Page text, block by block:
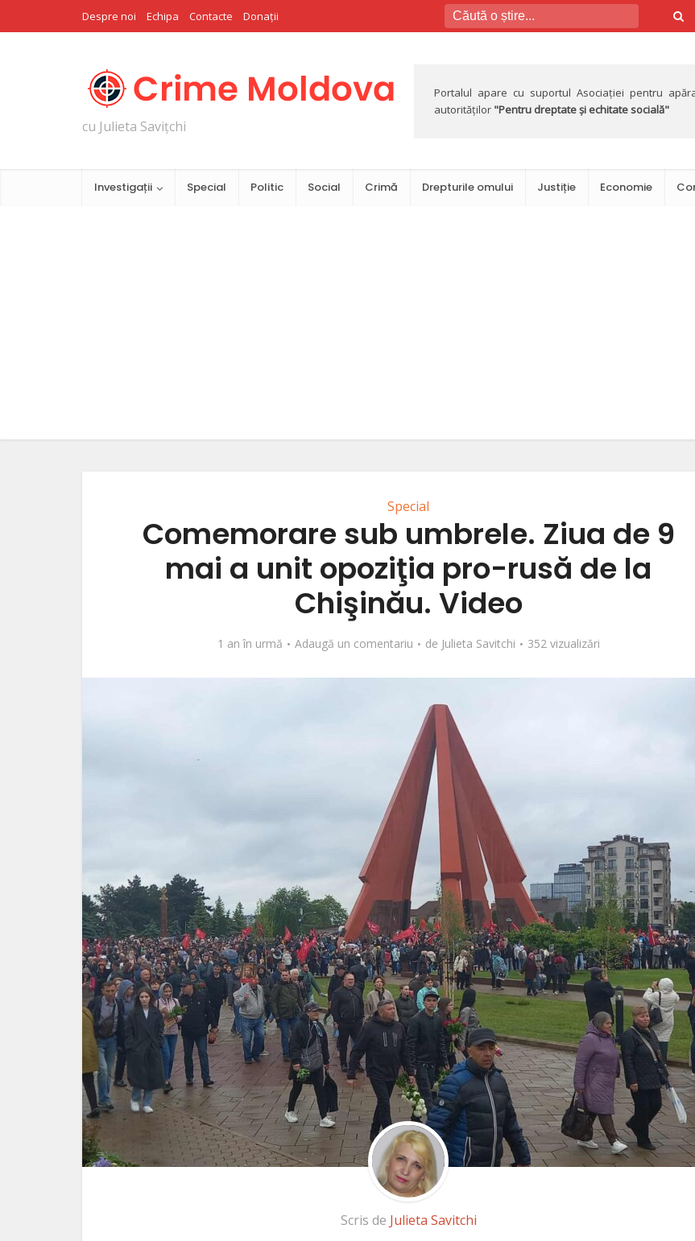
Despre noi Echipa Contacte Donații
cu Julieta Savițchi
Portalul apare cu suportul Asociației pentru
autorităților "Pentru dreptate și echitate socială"
Investigații Special Politic Social Crimă Drepturile omului Justiție Economie
Special
Comemorare sub umbrele. Ziua de 9
mai a unit opoziţia pro-rusă de la
Chişinău. Video
1 an în urmă Adaugă un comentariu de Julieta Savitchi 352 vizualizări
Scris de Julieta Savitchi